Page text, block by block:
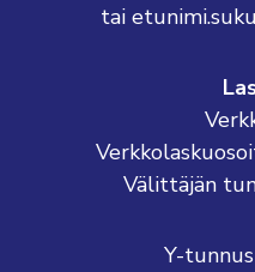
tai
Välittäjän
Y-